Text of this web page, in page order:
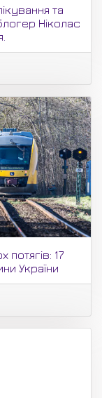
та
Ніколас
потягів: 17
України